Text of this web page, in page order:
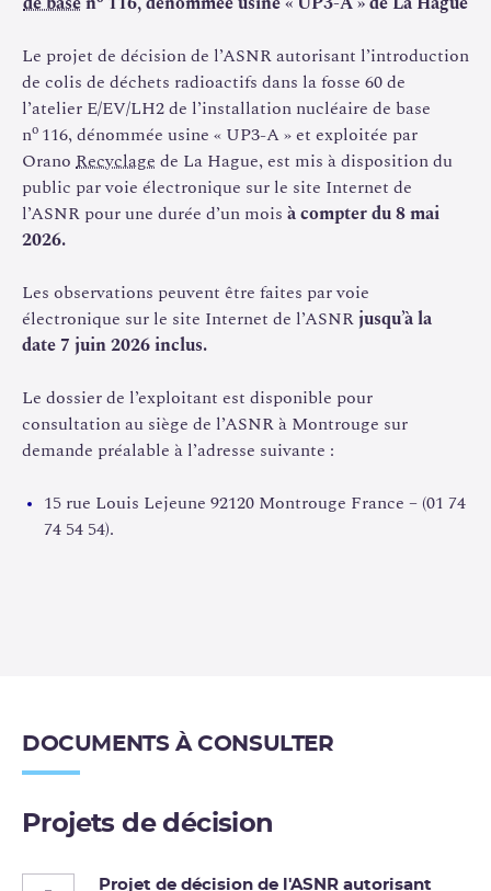
Le projet de décision de l’ASNR autorisant l’introduction
de colis de déchets radioactifs dans la fosse 60 de
l’atelier E/EV/LH2 de l’installation nucléaire de base
no 116, dénommée usine « UP3-A » et exploitée par
Orano Recyclage de La Hague, est mis à disposition du
public par voie électronique sur le site Internet de
l’ASNR pour une durée d’un mois à compter du 8 mai
2026.
Les observations peuvent être faites par voie
électronique sur le site Internet de l’ASNRjusqu’à la
date 7 juin 2026 inclus.
Le dossier de l’exploitant est disponible pour
consultation au siège de l’ASNR à Montrouge sur
demande préalable à l’adresse suivante :
15 rue Louis Lejeune 92120 Montrouge France – (01 74
74 54 54).
DOCUMENTS À CONSULTER
Projets de décision
Projet de décision de l'ASNR autorisant